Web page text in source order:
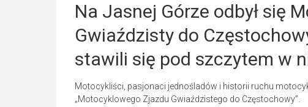
Na Jasnej Górze odbył się
Gwiaździsty do
stawili się pod szczytem w
Motocykliści, pasjonaci jednośladów i historii ruchu
„Motocyklowego Zjazdu Gwiaździstego do Częstochowy”.